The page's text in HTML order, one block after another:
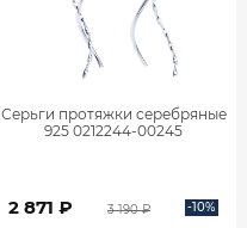
Серьги протяжки серебряные
925 0212244-00245
2 871 ₽ 3 190 ₽ -10%